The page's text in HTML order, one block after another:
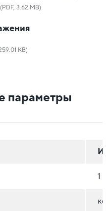
(PDF, 3.62 MB)
KB)
параметры
1